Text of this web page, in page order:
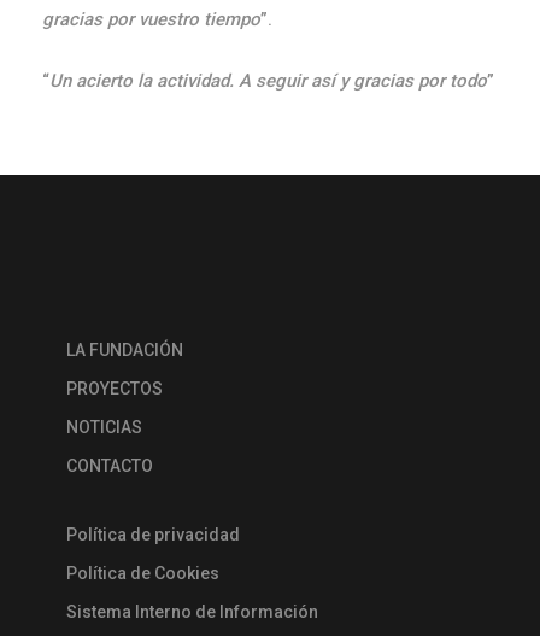
gracias por vuestro tiempo”.
“Un acierto la actividad. A seguir así y gracias por todo”
LA FUNDACIÓN
PROYECTOS
NOTICIAS
CONTACTO
Política de privacidad
Política de Cookies
Sistema Interno de Información